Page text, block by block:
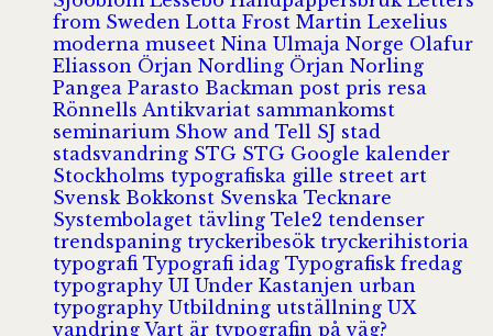
from Sweden Lotta Frost Martin Lexelius
moderna museet Nina Ulmaja Norge Olafur
Eliasson Örjan Nordling Örjan Norling
Pangea Parasto Backman post pris resa
Rönnells Antikvariat sammankomst
seminarium Show and Tell SJ stad
stadsvandring STG STG Google kalender
Stockholms typografiska gille street art
Svensk Bokkonst Svenska Tecknare
Systembolaget tävling Tele2 tendenser
trendspaning tryckeribesök tryckerihistoria
typografi Typografi idag Typografisk fredag
typography UI Under Kastanjen urban
typography Utbildning utställning UX
vandring Vart är typografin på väg?